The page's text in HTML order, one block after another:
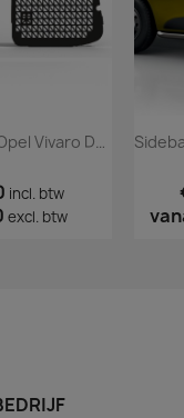
incl. btw
excl. btw